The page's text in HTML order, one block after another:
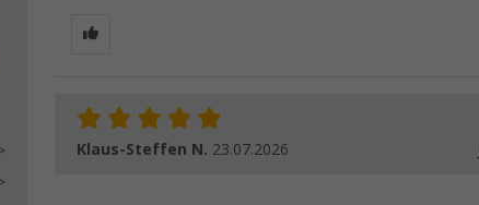
Klaus-Steffen N. 23.07.2026